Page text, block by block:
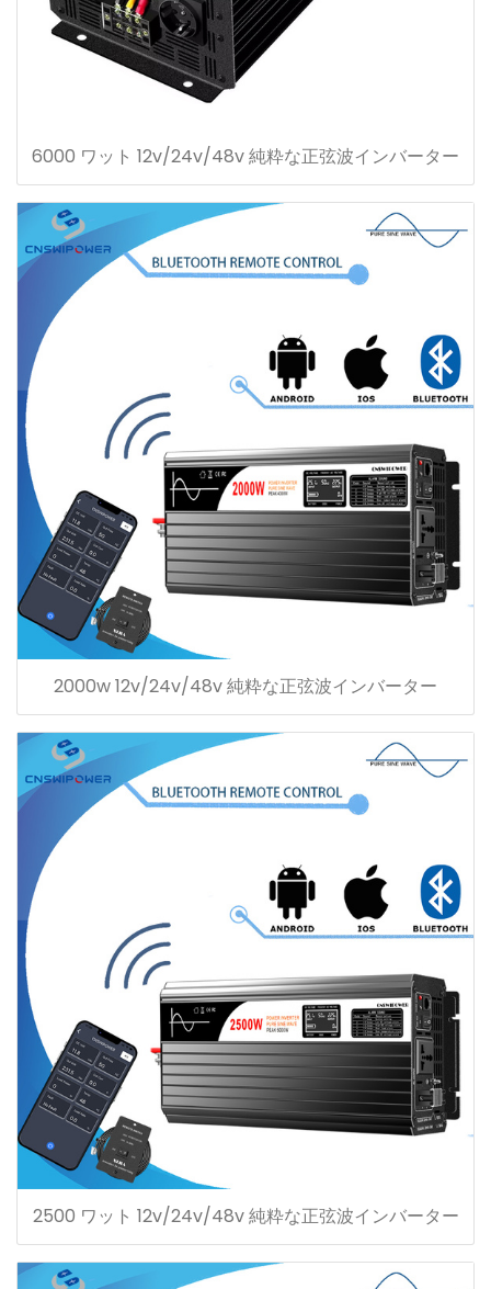
6000 ワット 12v/24v/48v 純粋な正弦波インバーター
2000w 12v/24v/48v 純粋な正弦波インバーター
2500 ワット 12v/24v/48v 純粋な正弦波インバーター